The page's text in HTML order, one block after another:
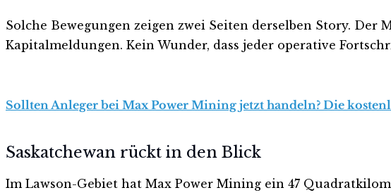
Solche Bewegungen zeigen zwei Seiten derselben Story.
Kapitalmeldungen. Kein Wunder, dass jeder operative
Sollten Anleger bei Max Power Mining jetzt handeln? Die
Saskatchewan rückt in den Blick
Im Lawson-Gebiet hat Max Power Mining ein 47